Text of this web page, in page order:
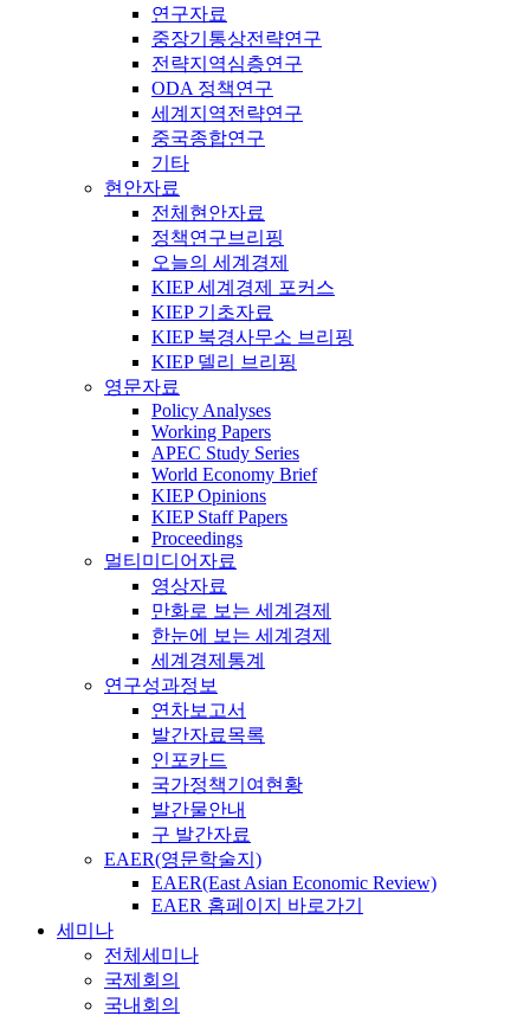
연구자료
중장기통상전략연구
전략지역심층연구
ODA 정책연구
세계지역전략연구
중국종합연구
기타
현안자료
전체현안자료
정책연구브리핑
오늘의 세계경제
KIEP 세계경제 포커스
KIEP 기초자료
KIEP 북경사무소 브리핑
KIEP 델리 브리핑
영문자료
Policy Analyses
Working Papers
APEC Study Series
World Economy Brief
KIEP Opinions
KIEP Staff Papers
Proceedings
멀티미디어자료
영상자료
만화로 보는 세계경제
한눈에 보는 세계경제
세계경제통계
연구성과정보
연차보고서
발간자료목록
인포카드
국가정책기여현황
발간물안내
구 발간자료
EAER(영문학술지)
EAER(East Asian Economic Review)
EAER 홈페이지 바로가기
세미나
전체세미나
국제회의
국내회의